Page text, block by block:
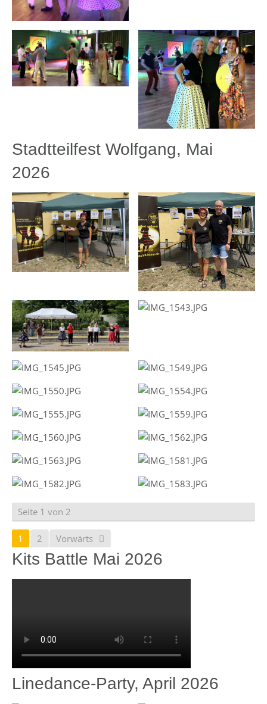
Stadtteilfest Wolfgang, Mai
2026
Seite 1 von 2
1 2 Vorwärts
Kits Battle Mai 2026
Linedance-Party, April 2026